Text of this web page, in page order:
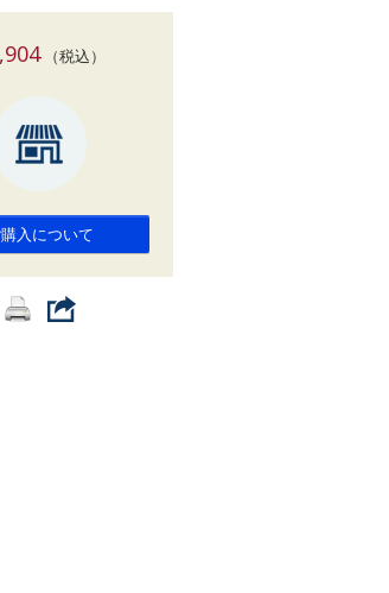
索
（税込）
入について